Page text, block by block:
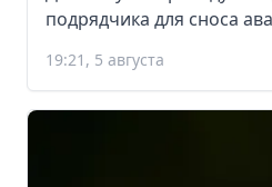
подрядчика для сноса
19:21, 5 августа